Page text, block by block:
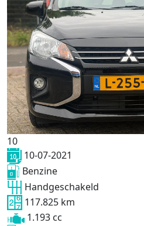
10
10-07-2021
Benzine
Handgeschakeld
117.825 km
1.193 cc